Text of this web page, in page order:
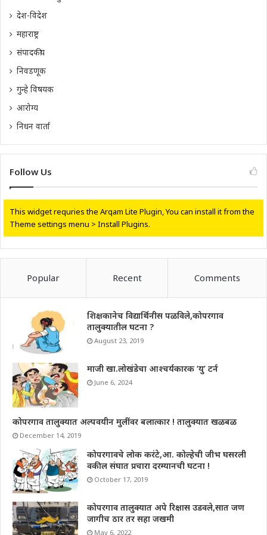
देश-विदेश
महाराष्ट्र
संपादकीय
निवडणूक
गुन्हे विषयक
आरोग्य
निधन वार्ता
Follow Us
This widget requries the Arqam Lite Plugin, You can install it from the
Theme settings menu > Install Plugins.
Popular Recent Comments
शिक्षकानेच विद्यार्थिनीस पळविले,कोपरगाव
तालुक्यातील घटना ?
August 23, 2019
माजी खा.लोखंडेचा आश्चर्यकारक ‘यु’ टर्न
June 6, 2024
कोपरगाव तालुक्यात अल्पवयीन मुलींवर बलात्कार ! तालुक्यात खळबळ
December 14, 2019
कोपरगावचे लोक करंटे,आ. कोल्हेची जीभ घसरली
वकील संघात प्रचारा दरम्यानची घटना !
October 17, 2019
कोपरगाव तालुक्यात अपे रिक्षास उडवले,सात जण
जागीच ठार तर सहा जखमी
May 6, 2022